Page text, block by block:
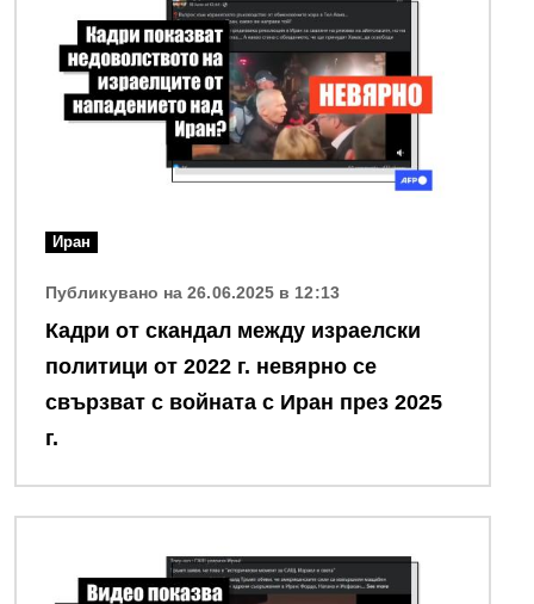
Иран
Публикувано на 26.06.2025 в 12:13
Кадри от скандал между израелски
политици от 2022 г. невярно се
свързват с войната с Иран през 2025
г.